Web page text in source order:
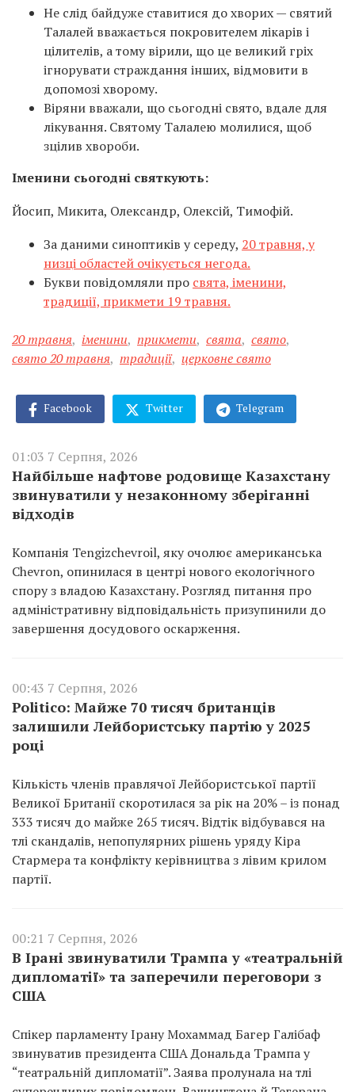
Не слід байдуже ставитися до хворих — святий
Талалей вважається покровителем лікарів і
цілителів, а тому вірили, що це великий гріх
ігнорувати страждання інших, відмовити в
допомозі хворому.
Віряни вважали, що сьогодні свято, вдале для
лікування. Святому Талалею молилися, щоб
зцілив хвороби.
Іменини сьогодні святкують:
Йосип, Микита, Олександр, Олексій, Тимофій.
За даними синоптиків у середу, 20 травня, у
низці областей очікується негода.
Букви повідомляли про свята, іменини,
традиції, прикмети 19 травня.
20 травня, іменини, прикмети, свята, свято,
свято 20 травня, традиції, церковне свято
Facebook Twitter Telegram
01:03 7 Серпня, 2026
Найбільше нафтове родовище Казахстану
звинуватили у незаконному зберіганні
відходів
Компанія Tengizchevroil, яку очолює американська
Chevron, опинилася в центрі нового екологічного
спору з владою Казахстану. Розгляд питання про
адміністративну відповідальність призупинили до
завершення досудового оскарження.
00:43 7 Серпня, 2026
Politico: Майже 70 тисяч британців
залишили Лейбористську партію у 2025
році
Кількість членів правлячої Лейбористської партії
Великої Британії скоротилася за рік на 20% – із понад
333 тисяч до майже 265 тисяч. Відтік відбувався на
тлі скандалів, непопулярних рішень уряду Кіра
Стармера та конфлікту керівництва з лівим крилом
партії.
00:21 7 Серпня, 2026
В Ірані звинуватили Трампа у «театральній
дипломатії» та заперечили переговори з
США
Спікер парламенту Ірану Мохаммад Багер Галібаф
звинуватив президента США Дональда Трампа у
“театральній дипломатії”. Заява пролунала на тлі